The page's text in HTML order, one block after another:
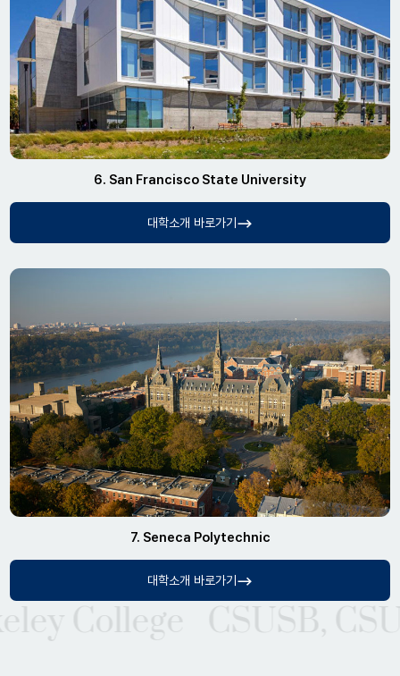
6. San Francisco State University
대학소개 바로가기
7. Seneca Polytechnic
대학소개 바로가기
CSUSB, CSU